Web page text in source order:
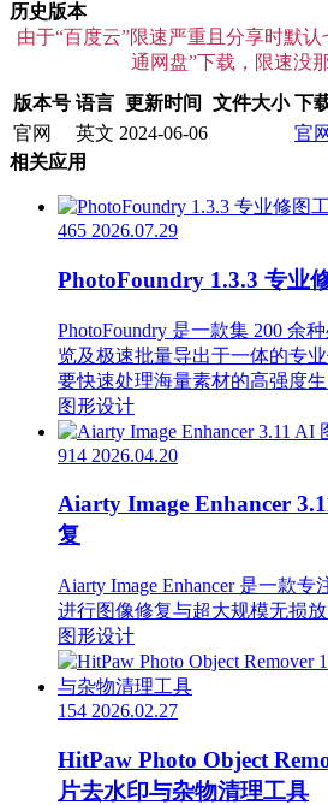
历史版本
由于“百度云”限速严重且分享时默
通网盘”下载，限速没
版本号 语言 更新时间 文件大小 下
官网
英文 2024-06-06
官网
相关应用
465 2026.07.29
PhotoFoundry 1.3.3 专业
PhotoFoundry 是一款集 200 余
览及极速批量导出于一体的专
要快速处理海量素材的高强度生
图形设计
914 2026.04.20
Aiarty Image Enhancer
复
Aiarty Image Enhancer 是一款
进行图像修复与超大规模无损放
图形设计
154 2026.02.27
HitPaw Photo Object
片去水印与杂物清理工具